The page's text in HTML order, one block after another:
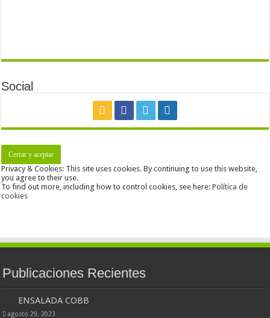
Social
Privacy & Cookies: This site uses cookies. By continuing to use this website,
you agree to their use.
To find out more, including how to control cookies, see here:Política de
cookies
Publicaciones Recientes
ENSALADA COBB
agosto 29, 2023